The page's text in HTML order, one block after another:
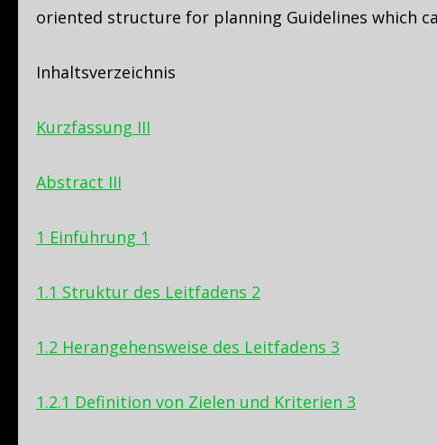
oriented structure for planning Guidelines which
Inhaltsverzeichnis
Kurzfassung III
Abstract III
1 Einführung 1
1.1 Struktur des Leitfadens 2
1.2 Herangehensweise des Leitfadens 3
1.2.1 Definition von Zielen und Kriterien 3